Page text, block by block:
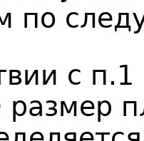
по
с
размер